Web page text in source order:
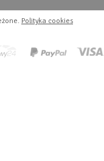
Polityka cookies